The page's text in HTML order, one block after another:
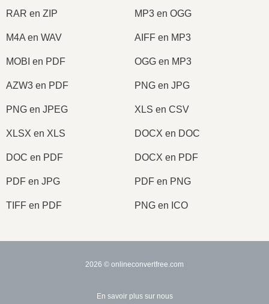
RAR en ZIP MP3 en OGG
M4A en WAV AIFF en MP3
MOBI en PDF OGG en MP3
AZW3 en PDF PNG en JPG
PNG en JPEG XLS en CSV
XLSX en XLS DOCX en DOC
DOC en PDF DOCX en PDF
PDF en JPG PDF en PNG
TIFF en PDF PNG en ICO
2026 © onlineconvertfree.com
En savoir plus sur nous